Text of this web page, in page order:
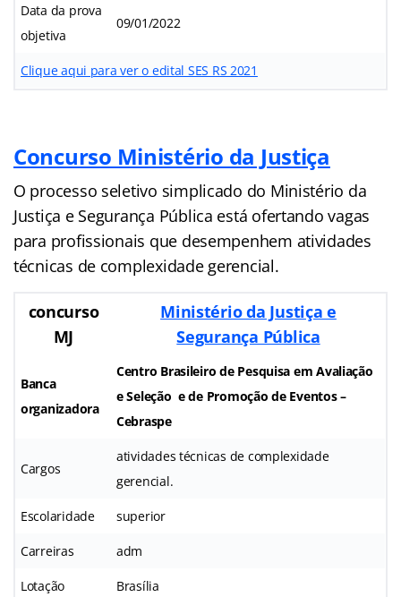
Data da prova
objetiva
09/01/2022
Clique aqui para ver o edital SES RS 2021
Concurso Ministério da Justiça
O processo seletivo simplicado do Ministério da
Justiça e Segurança Pública está ofertando vagas
para profissionais que desempenhem atividades
técnicas de complexidade gerencial.
concurso
MJ
Ministério da Justiça e
Segurança Pública
Banca
organizadora
Centro Brasileiro de Pesquisa em Avaliação
e Seleção e de Promoção de Eventos –
Cebraspe
Cargos
atividades técnicas de complexidade
gerencial.
Escolaridade superior
Carreiras adm
Lotação Brasília